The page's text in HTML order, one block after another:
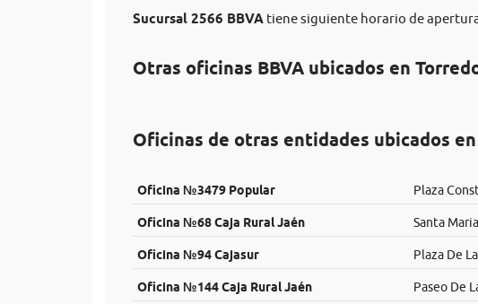
Sucursal 2566 BBVA tiene siguiente horario de
Otras oficinas BBVA ubicados en
Oficinas de otras entidades ubicados
Oficina №3479 Popular Plaza
Oficina №68 Caja Rural Jaén Santa
Oficina №94 Cajasur Plaza De
Oficina №144 Caja Rural Jaén Paseo De